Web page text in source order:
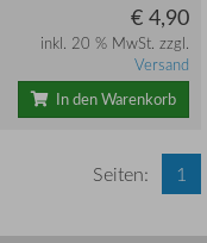
€ 4,90
inkl. 20 % MwSt. zzgl.
Versand
In den Warenkorb
Seiten: 1